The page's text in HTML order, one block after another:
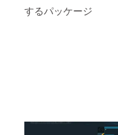
するパッケージ